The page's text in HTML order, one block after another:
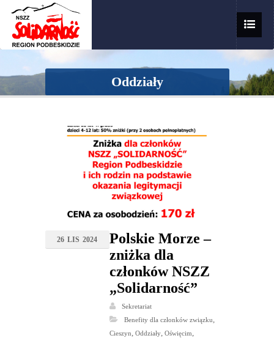
Oddziały
26 LIS 2024
Polskie Morze –
zniżka dla
członków NSZZ
„Solidarność”
Sekretariat
Benefity dla członków związku
Cieszyn Oddziały, Oświęcim